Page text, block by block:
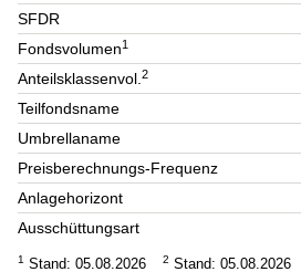
SFDR
Fondsvolumen1
Anteilsklassenvol.2
Teilfondsname
Umbrellaname
Preisberechnungs-Frequenz
Anlagehorizont
Ausschüttungsart
1 Stand: 05.08.2026 2 Stand: 05.08.2026